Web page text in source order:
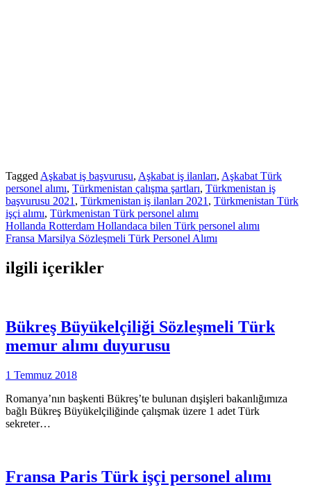
Tagged Aşkabat iş başvurusu, Aşkabat iş ilanları, Aşkabat Türk
personel alımı, Türkmenistan çalışma şartları, Türkmenistan iş
başvurusu 2021 , Türkmenistan iş ilanları 2021 , Türkmenistan Türk
işçi alımı, Türkmenistan Türk personel alımı
Yazı
gezinmesi
Hollanda Rotterdam Hollandaca bilen Türk personel alımı
Fransa Marsilya Sözleşmeli Türk Personel Alımı
ilgili içerikler
Bükreş Büyükelçiliği Sözleşmeli Türk
memur alımı duyurusu
1 Temmuz 2018
Romanya’nın başkenti Bükreş’te bulunan dışişleri bakanlığımıza
bağlı Bükreş Büyükelçiliğinde çalışmak üzere 1 adet Türk
sekreter…
Fransa Paris Türk işçi personel alımı